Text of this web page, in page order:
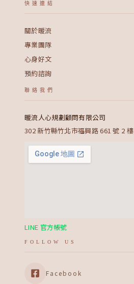
快速連結
關於暖流
專業團隊
心身好文
預約諮詢
聯絡我們
暖流人心規劃顧問有限公司
302 新竹縣竹北市福興路 661 號 2 樓
LINE 官方帳號
FOLLOW US
Facebook